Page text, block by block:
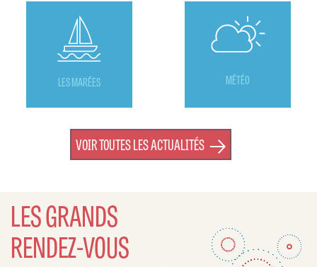
LES MARÉES MÉTÉO
VOIR TOUTES LES ACTUALITÉS
LES GRANDS
RENDEZ-VOUS